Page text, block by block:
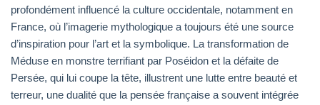
profondément influencé la culture occidentale, notamment en
France, où l’imagerie mythologique a toujours été une source
d’inspiration pour l’art et la symbolique. La transformation de
Méduse en monstre terrifiant par Poséidon et la défaite de
Persée, qui lui coupe la tête, illustrent une lutte entre beauté et
terreur, une dualité que la pensée française a souvent intégrée